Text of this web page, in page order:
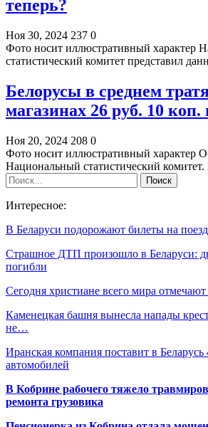
теперь?
Ноя 30, 2024 237 0
Фото носит иллюстративный характер
статистический комитет представил
Белорусы в среднем
магазинах 26 руб. 10 коп.
Ноя 20, 2024 208 0
Фото носит иллюстративный характер
Национальный статистический
Интересное:
В Беларуси подорожают билеты на
Страшное ДТП произошло в Беларуси:
погибли
Сегодня христиане всего мира
Каменецкая башня вынесла напады
не…
Иранская компания поставит в Беларусь
автомобилей
В Кобрине рабочего тяжело
ремонта грузовика